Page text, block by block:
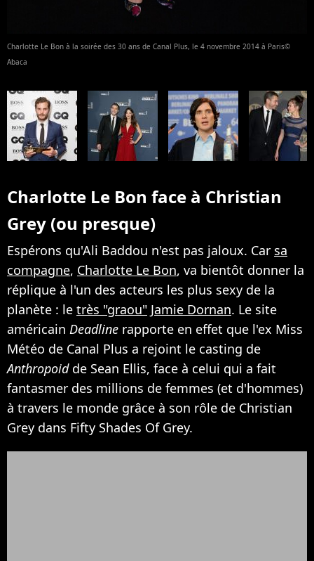
Charlotte Le Bon à la soirée des 30 ans de Canal Plus, le 4 novembre 2014 à Paris©
Abaca
Charlotte Le Bon face à Christian
Grey (ou presque)
Espérons qu'Ali Baddou n'est pas jaloux. Car sa
compagne, Charlotte Le Bon, va bientôt donner la
réplique à l'un des acteurs les plus sexy de la
planète : le très "graou" Jamie Dornan. Le site
américain Deadline rapporte en effet que l'ex Miss
Météo de Canal Plus a rejoint le casting de
Anthropoidde Sean Ellis, face à celui qui a fait
fantasmer des millions de femmes (et d'hommes)
à travers le monde grâce à son rôle de Christian
Grey dans Fifty Shades Of Grey.